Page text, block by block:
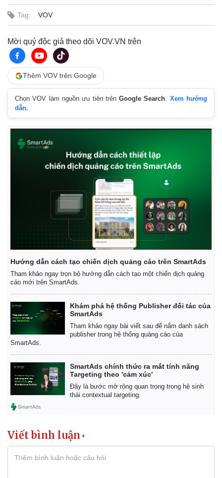
Tag: VOV
Mời quý độc giả theo dõi VOV.VN trên
Thêm VOV trên Google
Chọn VOV làm nguồn ưu tiên trênGoogle Search. Xem hướng
dẫn.
Hướng dẫn cách tạo chiến dịch quảng cáo trên SmartAds
Tham khảo ngay trọn bộ hướng dẫn cách tạo một chiến dịch quảng
cáo mới trên SmartAds.
Khám phá hệ thống Publisher đối tác của
SmartAds
Tham khảo ngay bài viết sau để nắm danh sách
publisher trong hệ thống quảng cáo của
SmartAds.
SmartAds chính thức ra mắt tính năng
Targeting theo 'cảm xúc'
Đây là bước mở rộng quan trọng trong hệ sinh
thái contextual targeting.
Viết bình luận